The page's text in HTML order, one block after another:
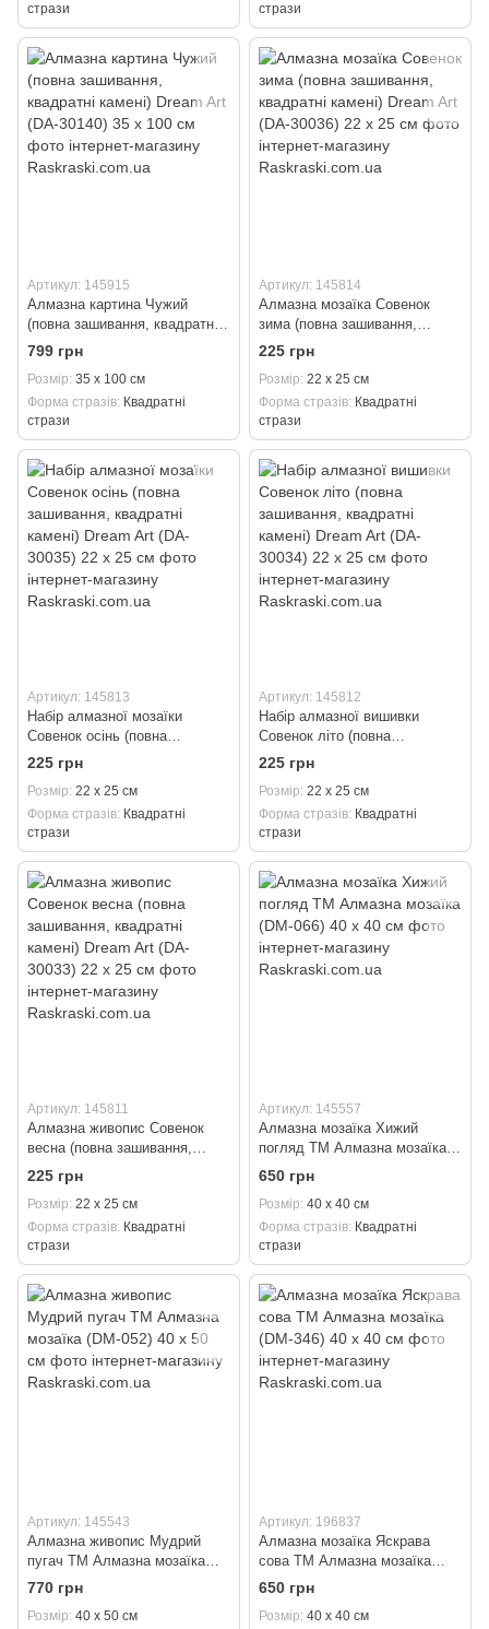
стрази
стрази
Артикул: 145915
Алмазна картина Чужий
(повна зашивання, квадратні
камені) Dream Art (DA-30140)
35 х 100 см
799 грн
Розмір 35 х 100 см
Форма стразів Квадратні
стрази
Артикул: 145814
Алмазна мозаїка Совенок
зима (повна зашивання,
квадратні камені) Dream Art
(DA-30036) 22 х 25 см
225 грн
Розмір 22 х 25 см
Форма стразів Квадратні
стрази
Артикул: 145813
Набір алмазної мозаїки
Совенок осінь (повна
зашивання, квадратні камені)
Dream Art (DA-30035) 22 х 25
см
225 грн
Розмір 22 х 25 см
Форма стразів Квадратні
стрази
Артикул: 145812
Набір алмазної вишивки
Совенок літо (повна
зашивання, квадратні камені)
Dream Art (DA-30034) 22 х 25
см
225 грн
Розмір 22 х 25 см
Форма стразів Квадратні
стрази
Артикул: 145811
Алмазна живопис Совенок
весна (повна зашивання,
квадратні камені) Dream Art
(DA-30033) 22 х 25 см
225 грн
Розмір 22 х 25 см
Форма стразів Квадратні
стрази
Артикул: 145557
Алмазна мозаїка Хижий
погляд ТМ Алмазна мозаїка
(DM-066) 40 х 40 см
650 грн
Розмір 40 х 40 см
Форма стразів Квадратні
стрази
Артикул: 145543
Алмазна живопис Мудрий
пугач ТМ Алмазна мозаїка
(DM-052) 40 х 50 см
770 грн
Розмір 40 х 50 см
Артикул: 196837
Алмазна мозаїка Яскрава
сова ТМ Алмазна мозаїка
(DM-346) 40 х 40 см
650 грн
Розмір 40 х 40 см